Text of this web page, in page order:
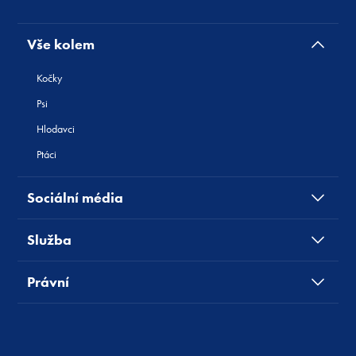
Vše kolem
Kočky
Psi
Hlodavci
Ptáci
Sociální média
Služba
Právní